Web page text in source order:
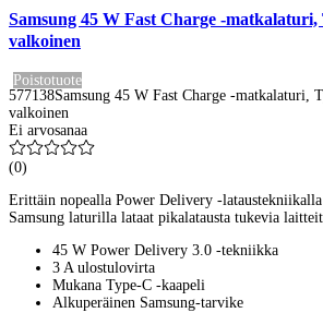
Samsung 45 W Fast Charge -
valkoinen
Poistotuote
577138Samsung 45 W Fast Charge -matkalaturi,
valkoinen
Ei arvosanaa
(0)
Erittäin nopealla Power Delivery -
Samsung laturilla lataat pikalatausta tukevia
45 W Power Delivery 3.0 -tekniikka
3 A ulostulovirta
Mukana Type-C -kaapeli
Alkuperäinen Samsung-tarvike